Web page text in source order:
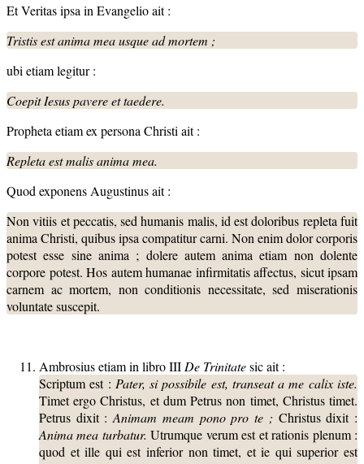
Et Veritas ipsa in Evangelio ait :
Tristis est anima mea usque ad mortem ;
ubi etiam legitur :
Coepit Iesus pavere et taedere.
Propheta etiam ex persona Christi ait :
Repletaest malis anima mea.
Quod exponens Augustinus ait :
Non vitiis et peccatis, sed humanis malis, id est doloribus repleta fuit
anima Christi, quibus ipsa compatitur carni. Non enim dolor corporis
potest esse sine anima ; dolere autem anima etiam non dolente
corpore potest. Hos autem humanae infirmitatis affectus, sicut ipsam
carnem ac mortem, non conditionis necessitate, sed miserationis
voluntate suscepit.
Ambrosius etiam in libro III De Trinitatesic ait :
Scriptum est : Pater, si possibile est, transeat a me calix iste.
Timet ergo Christus, et dum Petrus non timet, Christus timet.
Petrus dixit :Animam meam pono pro te ; Christus dixit :
Anima mea turbatur.Utrumque verum est et rationis plenum :
quod et ille qui est inferior non timet, et ie qui superior est